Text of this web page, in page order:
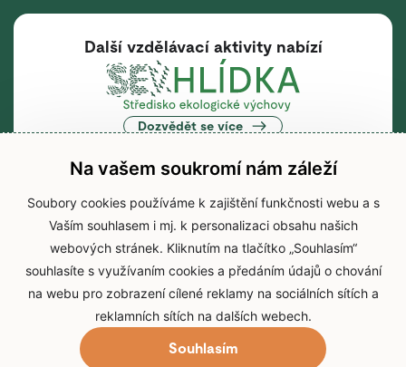
Další vzdělávací aktivity nabízí
Dozvědět se více
Hlavní webová stránka
Dozvědět se více
Na vašem soukromí nám záleží
Soubory cookies používáme k zajištění funkčnosti webu a s
Vaším souhlasem i mj. k personalizaci obsahu našich
webových stránek. Kliknutím na tlačítko „Souhlasím“
souhlasíte s využívaním cookies a předáním údajů o chování
na webu pro zobrazení cílené reklamy na sociálních sítích a
reklamních sítích na dalších webech.
Souhlasím